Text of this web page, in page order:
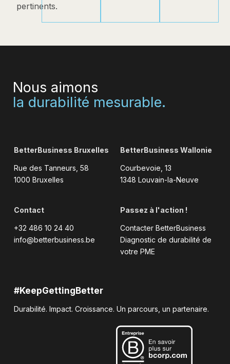
pertinents.
Nous aimons
la durabilité mesurable.
BetterBusiness Bruxelles
Rue des Tanneurs, 58
1000 Bruxelles
BetterBusiness Wallonie
Courbevoie, 13
1348 Louvain-la-Neuve
Contact
+32 486 10 24 40
info@betterbusiness.be
Passez à l'action !
Contacter BetterBusiness
Diagnostic de durabilité de
votre PME
#KeepGettingBetter
Durabilité. Impact. Croissance. Un parcours, un partenaire.